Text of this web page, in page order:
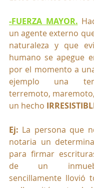
-FUERZA MAYOR.
un agente externo
naturaleza y que
humano se apegue
por el momento a
ejemplo una
terremoto,
un hecho
Ej: La persona que
notaria un
para firmar
de un
sencillamente llovió